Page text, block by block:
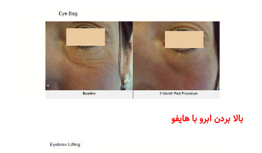
بالا بردن ابرو با هایفو